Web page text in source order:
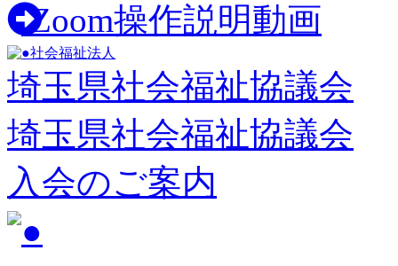
Zoom操作説明動画
社会福祉法人
埼玉県社会福祉協議会
埼玉県社会福祉協議会
入会のご案内